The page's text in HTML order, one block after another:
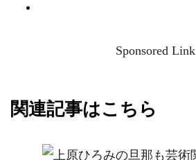
Sponsored Link
関連記事はこちら